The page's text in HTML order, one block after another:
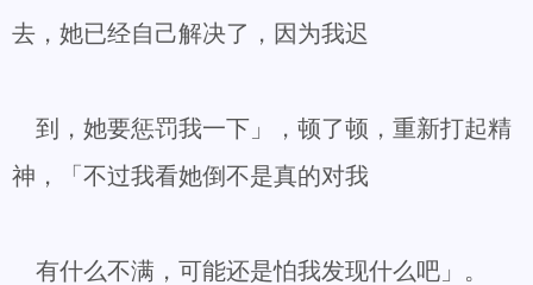
去，她已经自己解决了，因为我迟
到，她要惩罚我一下」，顿了顿，重新打起精
神，「不过我看她倒不是真的对我
有什么不满，可能还是怕我发现什么吧」。